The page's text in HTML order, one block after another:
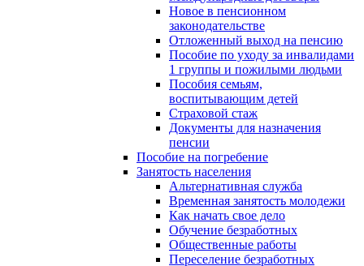
Новое в пенсионном
законодательстве
Отложенный выход на пенсию
Пособие по уходу за инвалидами
1 группы и пожилыми людьми
Пособия семьям,
воспитывающим детей
Страховой стаж
Документы для назначения
пенсии
Пособие на погребение
Занятость населения
Альтернативная служба
Временная занятость молодежи
Как начать свое дело
Обучение безработных
Общественные работы
Переселение безработных